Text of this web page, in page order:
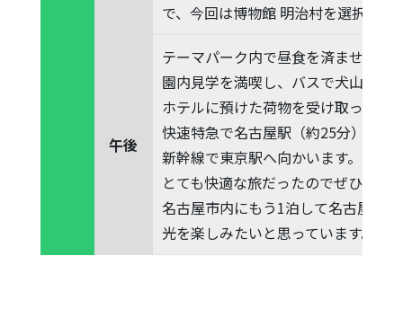
で、今回は博物館 明治村を選択しま
午後
テーマパーク内で昼食を済ませた後
園内見学を満喫し、バスで犬山駅東
ホテルに預けた荷物を受け取って、
快速特急で名古屋駅（約25分）、JR
新幹線で東京駅へ向かいます。
とても快適な旅だったのでぜひリピ
名古屋市内にもう1泊して名古屋グ
光を楽しみたいと思っています。